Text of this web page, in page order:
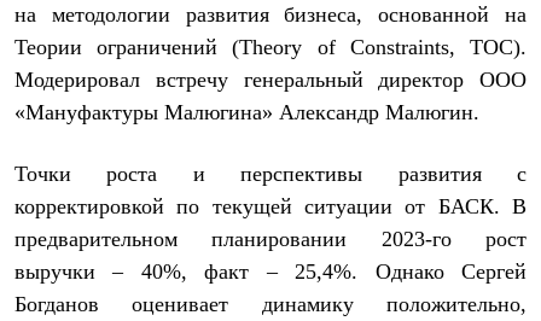
Брюки
Футболки
Толстовки
Брюки
Софтшелл одежда
Флисовая одежда
Брюки
Жилеты
Термобелье
Комплект термобелья
на методологии развития бизнеса, основанной на
Теории ограничений (Theory of Constraints, TOC).
Модерировал встречу генеральный директор ООО
«Мануфактуры Малюгина» Александр Малюгин.
Точки роста и перспективы развития с
корректировкой по текущей ситуации от БАСК. В
предварительном планировании 2023-го рост
выручки – 40%, факт – 25,4%. Однако Сергей
Богданов оценивает динамику положительно,